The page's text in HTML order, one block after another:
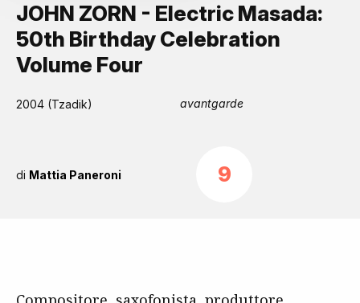
JOHN ZORN - Electric Masada:
50th Birthday Celebration
Volume Four
2004 (Tzadik) avantgarde
di Mattia Paneroni 9